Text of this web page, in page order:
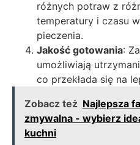
różnych potraw z
temperatury i czasu
pieczenia.
Jakość gotowania:
umożliwiają
co przekłada się na
Zobacz też Najlepsza
zmywalna - wybierz
kuchni